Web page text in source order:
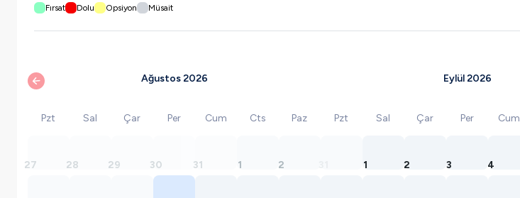
Fırsat Dolu Opsiyon Müsait
Ağustos 2026
Pzt Sal Çar Per Cum Cts Paz
27 28 29 30 31 1 2
Eylül 2026
Pzt Sal Çar Per Cum
1 2 3 4